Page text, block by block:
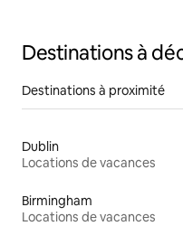
Destinations à
Destinations à proximité
Dublin
Locations de vacances
Birmingham
Locations de vacances